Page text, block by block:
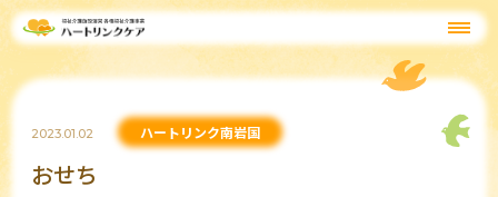
2023.01.02 ハートリンク南岩国
おせち